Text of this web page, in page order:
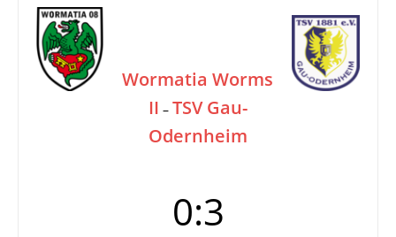
Wormatia Worms
II – TSV Gau-
Odernheim
0:3